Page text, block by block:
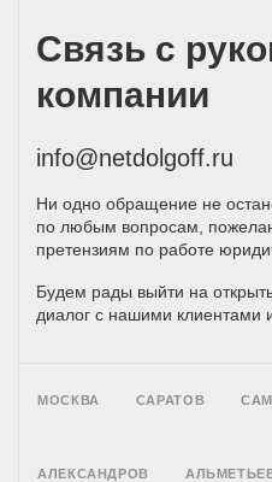
Связь с
компании
info@netdolgoff.ru
Ни одно обращение не
по любым вопросам,
претензиям по работе
Будем рады выйти на
диалог с нашими клиентами
МОСКВА САРАТОВ
АЛЕКСАНДРОВ